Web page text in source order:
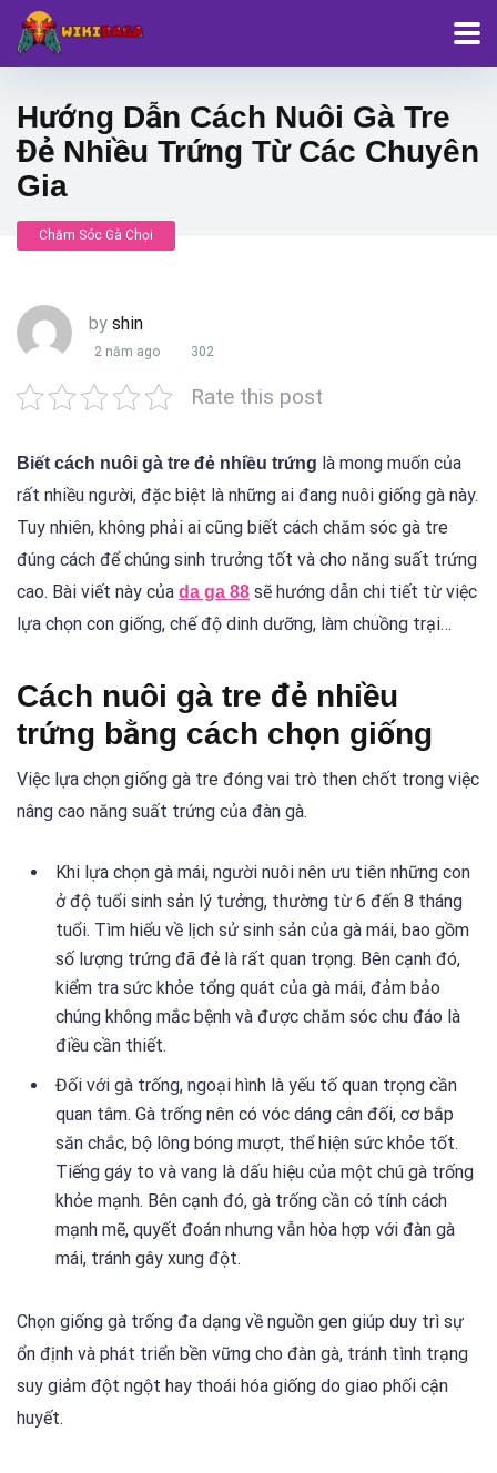
Hướng Dẫn Cách Nuôi Gà Tre
Đẻ Nhiều Trứng Từ Các Chuyên
Gia
Chăm Sóc Gà Chọi
by shin
2 năm ago 302
Rate this post
Biết cách nuôi gà tre đẻ nhiều trứng là mong muốn của
rất nhiều người, đặc biệt là những ai đang nuôi giống gà này.
Tuy nhiên, không phải ai cũng biết cách chăm sóc gà tre
đúng cách để chúng sinh trưởng tốt và cho năng suất trứng
cao. Bài viết này của da ga 88 sẽ hướng dẫn chi tiết từ việc
lựa chọn con giống, chế độ dinh dưỡng, làm chuồng trại…
Cách nuôi gà tre đẻ nhiều
trứng bằng cách chọn giống
Việc lựa chọn giống gà tre đóng vai trò then chốt trong việc
nâng cao năng suất trứng của đàn gà.
Khi lựa chọn gà mái, người nuôi nên ưu tiên những con
ở độ tuổi sinh sản lý tưởng, thường từ 6 đến 8 tháng
tuổi. Tìm hiểu về lịch sử sinh sản của gà mái, bao gồm
số lượng trứng đã đẻ là rất quan trọng. Bên cạnh đó,
kiểm tra sức khỏe tổng quát của gà mái, đảm bảo
chúng không mắc bệnh và được chăm sóc chu đáo là
điều cần thiết.
Đối với gà trống, ngoại hình là yếu tố quan trọng cần
quan tâm. Gà trống nên có vóc dáng cân đối, cơ bắp
săn chắc, bộ lông bóng mượt, thể hiện sức khỏe tốt.
Tiếng gáy to và vang là dấu hiệu của một chú gà trống
khỏe mạnh. Bên cạnh đó, gà trống cần có tính cách
mạnh mẽ, quyết đoán nhưng vẫn hòa hợp với đàn gà
mái, tránh gây xung đột.
Chọn giống gà trống đa dạng về nguồn gen giúp duy trì sự
ổn định và phát triển bền vững cho đàn gà, tránh tình trạng
suy giảm đột ngột hay thoái hóa giống do giao phối cận
huyết.